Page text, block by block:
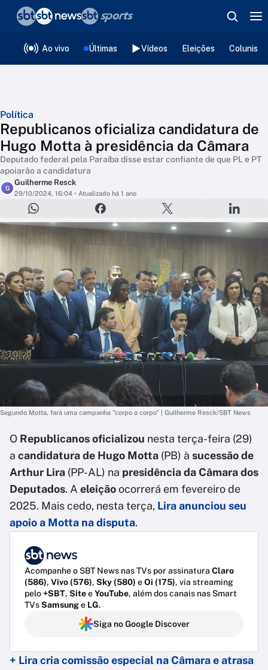
Ao vivo Últimas Vídeos Eleições
Política
Republicanos oficializa candidatura de
Hugo Motta à presidência da Câmara
Deputado federal pela Paraíba disse estar confiante de que PL e PT
apoiarão a candidatura
G
Guilherme Resck
29/10/2024, 16:04 • Atualizado há 1 ano
Segundo Motta, fará uma campanha "corpo a corpo" | Guilherme Resck/SBT News
O Republicanos oficializou nesta terça-feira (29)
a candidatura de Hugo Motta (PB) à sucessão de
Arthur Lira (PP-AL) na presidência da Câmara dos
Deputados. A eleiçãoocorrerá em fevereiro de
2025. Mais cedo, nesta terça, Lira anunciou seu
apoio a Motta na disputa.
Acompanhe o SBT News nas TVs por assinatura Claro
(586), Vivo (576), Sky (580) eOi (175), via streaming
pelo+SBT, SiteeYouTube, além dos canais nas Smart
TVsSamsunge LG.
Siga no Google Discover
+ Lira cria comissão especial na Câmara e atrasa
❮voltar
Editorias